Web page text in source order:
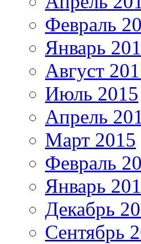
Февраль
Январь
Август
Июль 2015
Апрель
Март 2015
Февраль
Январь
Декабрь
Сентябрь